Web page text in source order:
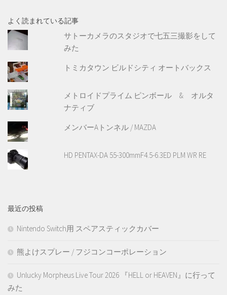
よく読まれている記事
サトーカメラのスタジオで七五三撮影をして
みた
トミカタウン ビルドシティ オートバックス
メトロイドプライム ピンボール & オルタ
ナティブ
メンバーAトンネル / MAZDA
HD PENTAX-DA 55-300mmF4.5-6.3ED PLM WR RE
最近の投稿
Nintendo Switch用 スペアスティックカバー
熊よけスプレー / フジコンコーポレーション
Unlucky Morpheus Live Tour 2026 『HELL or HEAVEN』に行って
みた